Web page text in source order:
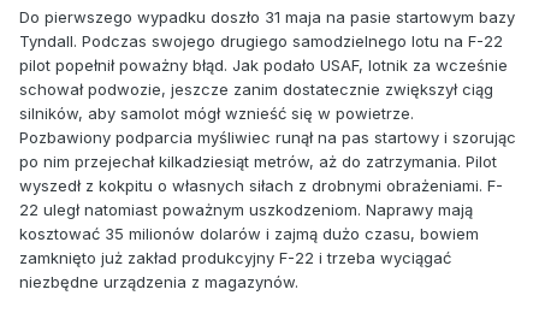
Do pierwszego wypadku doszło 31 maja na pasie startowym bazy
Tyndall. Podczas swojego drugiego samodzielnego lotu na F-22
pilot popełnił poważny błąd. Jak podało USAF, lotnik za wcześnie
schował podwozie, jeszcze zanim dostatecznie zwiększył ciąg
silników, aby samolot mógł wznieść się w powietrze.
Pozbawiony podparcia myśliwiec runął na pas startowy i szorując
po nim przejechał kilkadziesiąt metrów, aż do zatrzymania. Pilot
wyszedł z kokpitu o własnych siłach z drobnymi obrażeniami. F-
22 uległ natomiast poważnym uszkodzeniom. Naprawy mają
kosztować 35 milionów dolarów i zajmą dużo czasu, bowiem
zamknięto już zakład produkcyjny F-22 i trzeba wyciągać
niezbędne urządzenia z magazynów.